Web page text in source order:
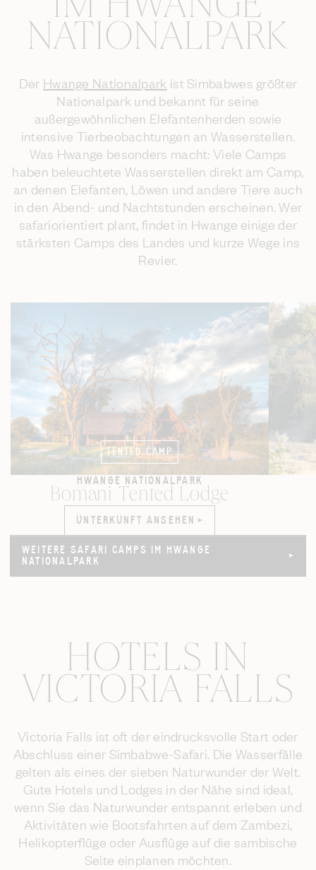
IM HWANGE
NATIONALPARK
Der Hwange Nationalpark ist Simbabwes größter
Nationalpark und bekannt für seine
außergewöhnlichen Elefantenherden sowie
intensive Tierbeobachtungen an Wasserstellen.
Was Hwange besonders macht: Viele Camps
haben beleuchtete Wasserstellen direkt am Camp,
an denen Elefanten, Löwen und andere Tiere auch
in den Abend- und Nachtstunden erscheinen. Wer
safariorientiert plant, findet in Hwange einige der
stärksten Camps des Landes und kurze Wege ins
Revier.
TENTED CAMP
HWANGE NATIONALPARK
Bomani Tented Lodge
UNTERKUNFT ANSEHEN
UNTERKUNFT ANSEHEN
WEITERE SAFARI CAMPS IM HWANGE
NATIONALPARK
WEITERE SAFARI CAMPS IM HWANGE
NATIONALPARK
HOTELS IN
VICTORIA FALLS
Victoria Falls ist oft der eindrucksvolle Start oder
Abschluss einer Simbabwe-Safari. Die Wasserfälle
gelten als eines der sieben Naturwunder der Welt.
Gute Hotels und Lodges in der Nähe sind ideal,
wenn Sie das Naturwunder entspannt erleben und
Aktivitäten wie Bootsfahrten auf dem Zambezi,
Helikopterflüge oder Ausflüge auf die sambische
Seite einplanen möchten.